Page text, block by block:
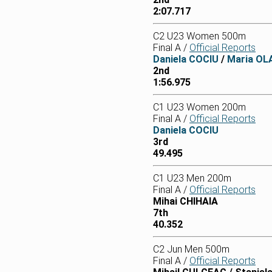
2:07.717
C2 U23 Women 500m
Final A / Official Reports
Daniela COCIU / Maria
2nd
1:56.975
C1 U23 Women 200m
Final A / Official Reports
Daniela COCIU
3rd
49.495
C1 U23 Men 200m
Final A / Official Reports
Mihai CHIHAIA
7th
40.352
C2 Jun Men 500m
Final A / Official Reports